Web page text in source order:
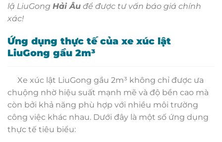
lậ LiuGong Hải Âu để được tư vấn báo giá chính
xác!
Ứng dụng thực tế của xe xúc lật
LiuGong gầu 2m³
Xe xúc lật LiuGong gầu 2m³ không chỉ được ưa
chuộng nhờ hiệu suất mạnh mẽ và độ bền cao mà
còn bởi khả năng phù hợp với nhiều môi trường
công việc khác nhau. Dưới đây là một số ứng dụng
thực tế tiêu biểu: